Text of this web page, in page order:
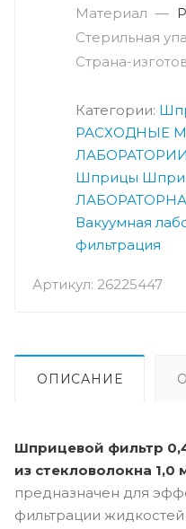
Артикул: 26225447
Материал —
Стерильная
Страна-
Категории:
РАСХОДНЫЕ
Шприцы
Вакуумная
фильтрация
ОПИСАНИЕ
Шприцевой фильтр
из стекловолокна 1,0
предназначен для
фильтрации